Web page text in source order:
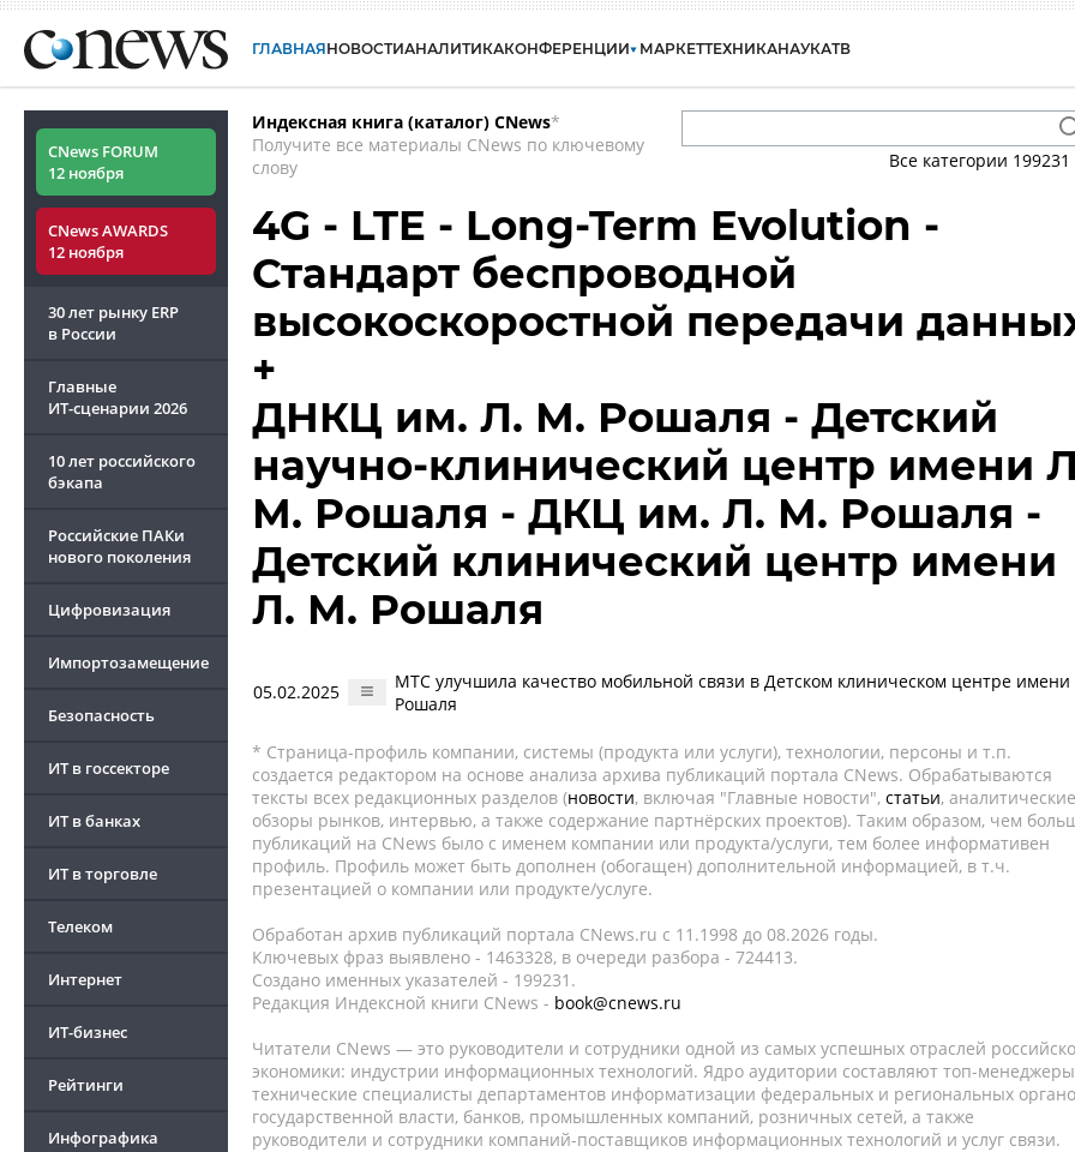
ГЛАВНАЯНОВОСТИАНАЛИТИКАКОНФЕРЕНЦИИ МАРКЕТТЕХНИКАНАУКАТВ
CNews FORUM
12 ноября
CNews AWARDS
12 ноября
30 лет рынку ERP
в России
Главные
ИТ-сценарии 2026
10 лет российского
бэкапа
Российские ПАКи
нового поколения
Цифровизация
Импортозамещение
Безопасность
ИТ в госсекторе
ИТ в банках
ИТ в торговле
Телеком
Интернет
ИТ-бизнес
Рейтинги
Инфографика
Индексная книга (каталог) CNews*
Получите все материалы CNews по ключевому
слову
Все категории 199231
4G - LTE - Long-Term Evolution -
Стандарт беспроводной
высокоскоростной передачи
+
ДНКЦ им. Л. М. Рошаля - Детский
научно-клинический центр имени
М. Рошаля - ДКЦ им. Л. М. Рошаля -
Детский клинический центр имени
Л. М. Рошаля
05.02.2025
МТС улучшила качество мобильной связи в Детском клиническом центре имени
Рошаля
* Страница-профиль компании, системы (продукта или услуги), технологии, персоны и т.п.
создается редактором на основе анализа архива публикаций портала CNews. Обрабатываются
тексты всех редакционных разделов (новости, включая "Главные новости", статьи, аналитические
обзоры рынков, интервью, а также содержание партнёрских проектов). Таким образом, чем
публикаций на CNews было с именем компании или продукта/услуги, тем более информативен
профиль. Профиль может быть дополнен (обогащен) дополнительной информацией, в т.ч.
презентацией о компании или продукте/услуге.
Обработан архив публикаций портала CNews.ru c 11.1998 до 08.2026 годы.
Ключевых фраз выявлено - 1463328, в очереди разбора - 724413.
Создано именных указателей - 199231.
Редакция Индексной книги CNews - book@cnews.ru
Читатели CNews — это руководители и сотрудники одной из самых успешных отраслей
экономики: индустрии информационных технологий. Ядро аудитории составляют топ-
технические специалисты департаментов информатизации федеральных и региональных
государственной власти, банков, промышленных компаний, розничных сетей, а также
руководители и сотрудники компаний-поставщиков информационных технологий и услуг связи.